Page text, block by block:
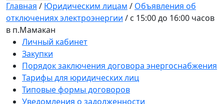
Главная / Юридическим лицам / Объявления об
отключениях электроэнергии / с 15:00 до 16:00 часов
в п.Мамакан
Личный кабинет
Закупки
Порядок заключения договора энергоснабжения
Тарифы для юридических лиц
Типовые формы договоров
Уведомления о задолженности